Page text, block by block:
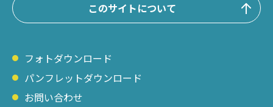
このサイトについて
フォトダウンロード
パンフレットダウンロード
お問い合わせ